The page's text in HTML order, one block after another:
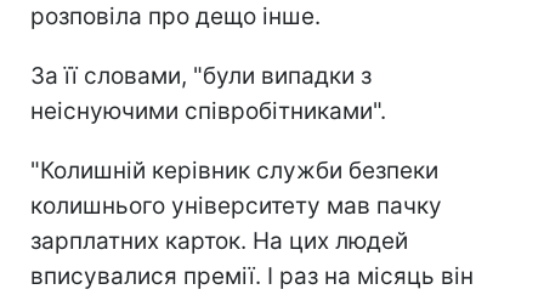
розповіла про дещо інше.
За її словами, "були випадки з
неіснуючими співробітниками".
"Колишній керівник служби безпеки
колишнього університету мав пачку
зарплатних карток. На цих людей
вписувалися премії. І раз на місяць він